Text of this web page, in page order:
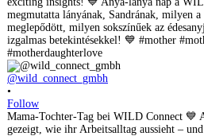
@wild_connect_gmbh
•
Follow
Mama-Tochter-Tag bei WILD Connect 💙
gezeigt, wie ihr Arbeitsalltag aussieht –